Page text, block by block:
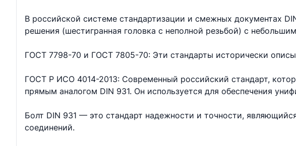
В российской системе стандартизации и смежных документах
решения (шестигранная головка с неполной резьбой) с
ГОСТ 7798-70 и ГОСТ 7805-70: Эти стандарты исторически
ГОСТ Р ИСО 4014-2013: Современный российский стандарт,
прямым аналогом DIN 931. Он используется для обеспечения
Болт DIN 931 — это стандарт надежности и точности,
соединений.